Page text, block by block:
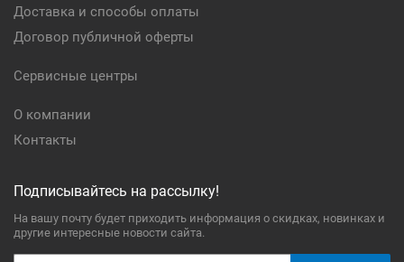
Доставка и способы оплаты
Договор публичной оферты
Сервисные центры
О компании
Контакты
Подписывайтесь на рассылку!
На вашу почту будет приходить информация о скидках, новинках и
другие интересные новости сайта.